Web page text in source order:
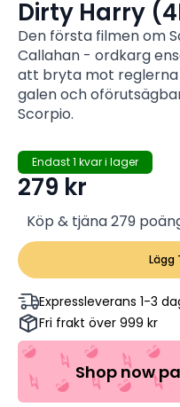
Dirty Harry
Den första filmen om
Callahan - ordkarg
att bryta mot
galen och
Scorpio.
Endast 1 kvar i lager
279 kr
Köp & tjäna 279
Lägg
Expressleverans 1-3
Fri frakt över 999 kr
Shop now